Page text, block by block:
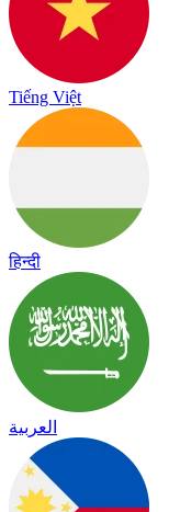
Tiếng Việt
हिन्दी
العربية